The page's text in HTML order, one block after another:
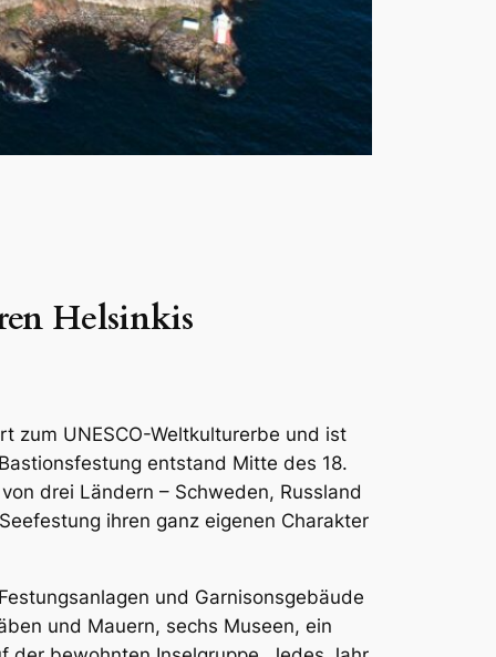
Helsinkis
zum UNESCO-Weltkulturerbe und ist
entstand Mitte des 18.
drei Ländern – Schweden, Russland
ihren ganz eigenen Charakter
und Garnisonsgebäude
und Mauern, sechs Museen, ein